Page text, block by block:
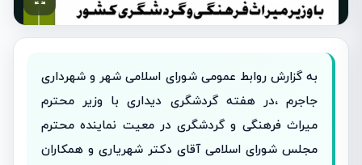
به گزارش روابط عمومی شورای اسلامی شهر و شهرداری
جاجرم ،در هفته گردشگری دیداری با وزیر محترم
میراث فرهنگی و گردشگری در معیت نماینده محترم
مجلس شورای اسلامی آقای دکتر شهریاری و همکاران